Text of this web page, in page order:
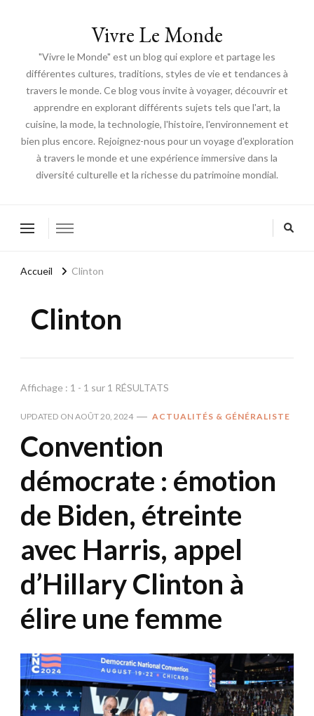
Vivre Le Monde
"Vivre le Monde" est un blog qui explore et partage les
différentes cultures, traditions, styles de vie et tendances à
travers le monde. Ce blog vous invite à voyager, découvrir et
apprendre en explorant différents sujets tels que l'art, la
cuisine, la mode, la technologie, l'histoire, l'environnement et
bien plus encore. Rejoignez-nous pour un voyage d'exploration
à travers le monde et une expérience immersive dans la
diversité culturelle et la richesse du patrimoine mondial.
Accueil Clinton
Clinton
Affichage : 1 - 1 sur 1 RÉSULTATS
UPDATED ON AOÛT 20, 2024 ACTUALITÉS & GÉNÉRALISTE
Convention
démocrate : émotion
de Biden, étreinte
avec Harris, appel
d’Hillary Clinton à
élire une femme